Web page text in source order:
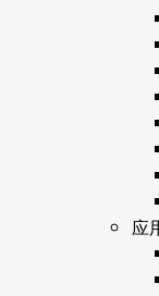
应